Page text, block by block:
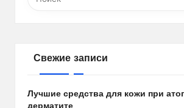
Свежие записи
Лучшие средства для кожи при